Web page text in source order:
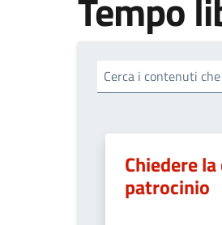
Cerca i contenuti
Chiedere
patrocinio